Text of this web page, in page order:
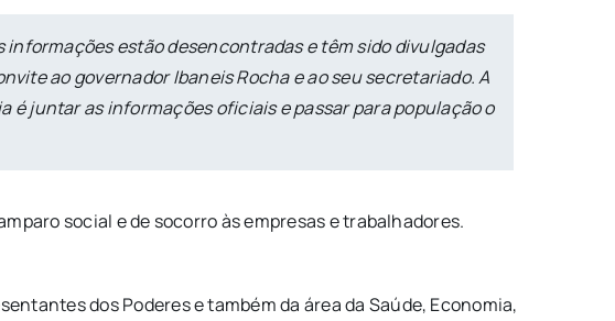
informações estão desencontradas e têm sido divulgadas
ao governador Ibaneis Rocha e ao seu secretariado. A
é juntar as informações oficiais e passar para população o
social e de socorro às empresas e trabalhadores.
dos Poderes e também da área da Saúde, Economia,